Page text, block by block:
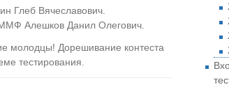
Глеб Вячеславович.
ММФ Алешков Данил Олегович.
молодцы! Дорешивание контеста
тестирования.